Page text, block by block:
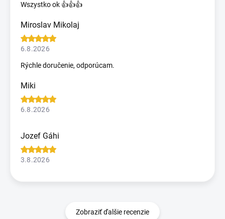
Wszystko ok 👍👍👍
Miroslav Mikolaj
6.8.2026
Rýchle doručenie, odporúcam.
Miki
6.8.2026
Jozef Gáhi
3.8.2026
Zobraziť ďalšie recenzie